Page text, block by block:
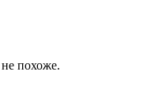
похоже.